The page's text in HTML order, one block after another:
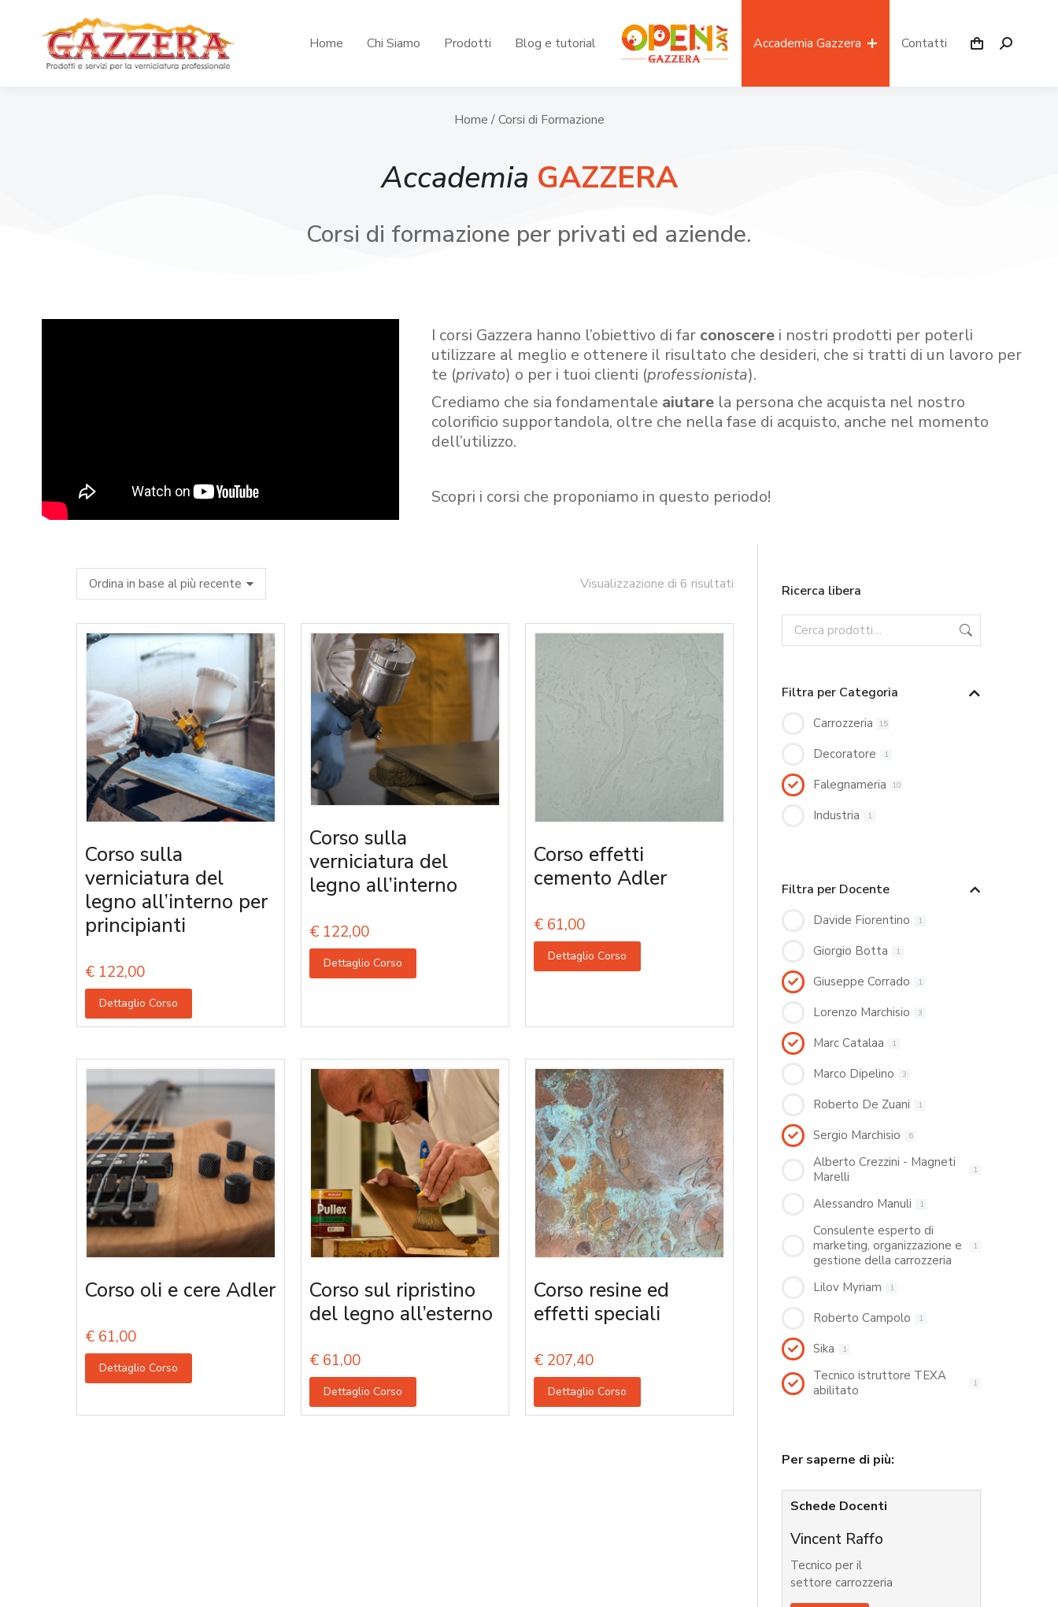
Home Chi Siamo Prodotti Blog e tutorial Accademia Gazzera Contatti
Home / Corsi di Formazione
Accademia GAZZERA
Corsi di formazione per privati ed aziende.
I corsi Gazzera hanno l’obiettivo di far conoscerei nostri prodotti per poterli
utilizzare al meglio e ottenere il risultato che desideri, che si tratti di un lavoro per
te (privato) o per i tuoi clienti (professionista).
Crediamo che sia fondamentale aiutare la persona che acquista nel nostro
colorificio supportandola, oltre che nella fase di acquisto, anche nel momento
dell’utilizzo.
Scopri i corsi che proponiamo in questo periodo!
Visualizzazione di 6 risultati
Corso sulla
verniciatura del
legno all’interno per
principianti
€ 122,00
Dettaglio Corso
Corso sulla
verniciatura del
legno all’interno
€ 122,00
Dettaglio Corso
Corso effetti
cemento Adler
€ 61,00
Dettaglio Corso
Corso oli e cere Adler
€ 61,00
Dettaglio Corso
Corso sul ripristino
del legno all’esterno
€ 61,00
Dettaglio Corso
Corso resine ed
effetti speciali
€ 207,40
Dettaglio Corso
Ricerca libera
Filtra per Categoria
Carrozzeria 15
Decoratore 1
Falegnameria 10
Industria 1
Filtra per Docente
Davide Fiorentino 1
Giorgio Botta 1
Giuseppe Corrado 1
Lorenzo Marchisio 3
Marc Catalaa 1
Marco Dipelino 3
Roberto De Zuani 1
Sergio Marchisio 6
Alberto Crezzini - Magneti
Marelli
1
Alessandro Manuli 1
Consulente esperto di
marketing, organizzazione e
gestione della carrozzeria
1
Lilov Myriam 1
Roberto Campolo 1
Sika 1
Tecnico istruttore TEXA
abilitato
1
Per saperne di più:
Schede Docenti
Vincent Raffo
Tecnico per il
settore carrozzeria